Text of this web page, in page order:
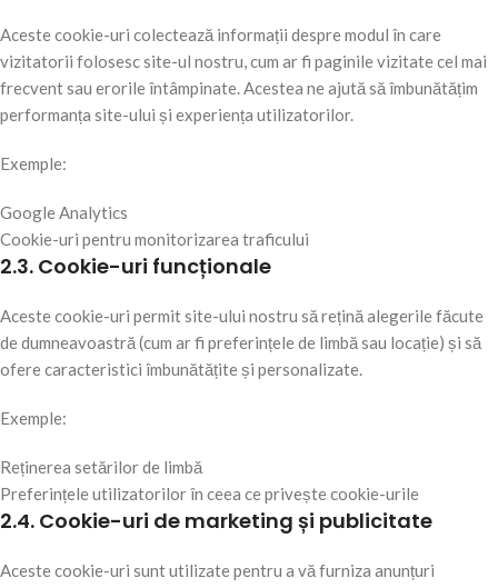
Aceste cookie-uri colectează informații despre modul în care
vizitatorii folosesc site-ul nostru, cum ar fi paginile vizitate cel mai
frecvent sau erorile întâmpinate. Acestea ne ajută să îmbunătățim
performanța site-ului și experiența utilizatorilor.
Exemple:
Google Analytics
Cookie-uri pentru monitorizarea traficului
2.3. Cookie-uri funcționale
Aceste cookie-uri permit site-ului nostru să rețină alegerile făcute
de dumneavoastră (cum ar fi preferințele de limbă sau locație) și să
ofere caracteristici îmbunătățite și personalizate.
Exemple:
Reținerea setărilor de limbă
Preferințele utilizatorilor în ceea ce privește cookie-urile
2.4. Cookie-uri de marketing și publicitate
Aceste cookie-uri sunt utilizate pentru a vă furniza anunțuri